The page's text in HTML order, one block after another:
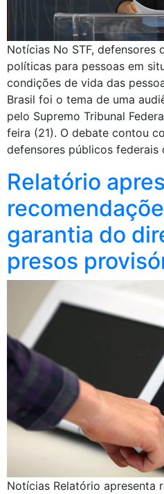
Notícias No STF, defensores
políticas para pessoas em
condições de vida das
Brasil foi o tema de uma
pelo Supremo Tribunal
feira (21). O debate contou
defensores públicos
Relatório
garantia do
presos
Notícias Relatório apresenta